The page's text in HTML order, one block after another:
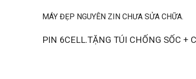
MÁY ĐẸP NGUYÊN ZIN CHƯA SỬA CHỮA.
PIN 6CELL.TẶNG TÚI CHỐNG SỐC +